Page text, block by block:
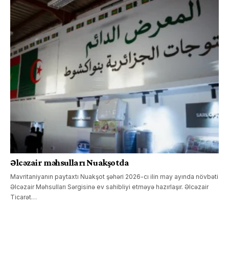
Əlcəzair məhsulları Nuakşotda
Mavritaniyanın paytaxtı Nuakşot şəhəri 2026-cı ilin may ayında növbəti
Əlcəzair Məhsulları Sərgisinə ev sahibliyi etməyə hazırlaşır. Əlcəzair
Ticarət…